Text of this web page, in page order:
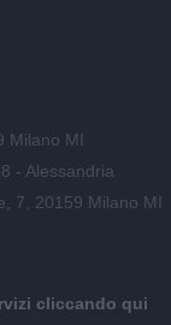
Milano MI
- Alessandria
7, 20159 Milano MI
cliccando qui